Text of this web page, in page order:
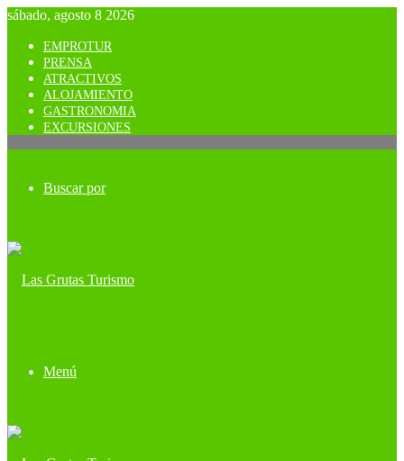
sábado, agosto 8 2026
EMPROTUR
PRENSA
ATRACTIVOS
ALOJAMIENTO
GASTRONOMIA
EXCURSIONES
Buscar por
Menú